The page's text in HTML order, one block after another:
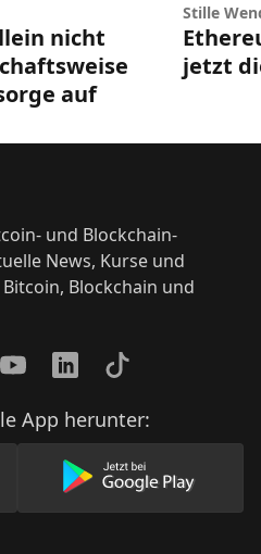
nicht
auf
Stille
jetzt
und Blockchain-
News, Kurse und
Blockchain und
YouTubeLinkedInTikTok
App herunter:
App im AppStore herunter
Lade unsere